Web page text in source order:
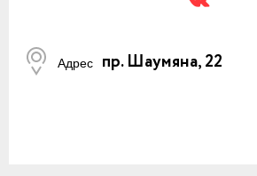
Адрес пр. Шаумяна, 22